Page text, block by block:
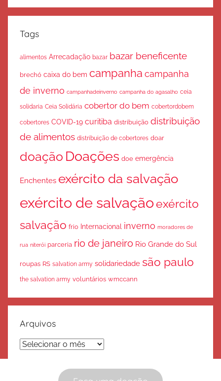
Tags
alimentos Arrecadação bazar bazar beneficente
brechó caixa do bem campanha campanha
de inverno campanhadeinverno campanha do agasalho ceia
solidaria Ceia Solidária cobertor do bem cobertordobem
cobertores COVID-19 curitiba distribuição distribuição
de alimentos distribuição de cobertores doar
doação Doações doe emergência
Enchentes exército da salvação
exército de salvaçãoexército
salvação frio Internacional inverno moradores de
rua niterói parceria rio de janeiro Rio Grande do Sul
roupas RS salvation army solidariedade são paulo
the salvation army voluntários wmccann
Arquivos
Arquivos